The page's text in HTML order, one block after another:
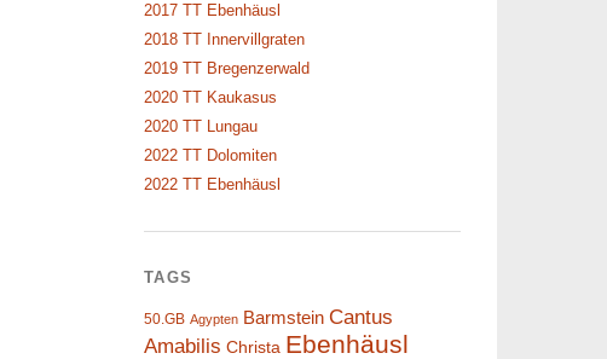
2017 TT Ebenhäusl
2018 TT Innervillgraten
2019 TT Bregenzerwald
2020 TT Kaukasus
2020 TT Lungau
2022 TT Dolomiten
2022 TT Ebenhäusl
TAGS
50.GB Agypten Barmstein Cantus
Amabilis Christa Ebenhäusl